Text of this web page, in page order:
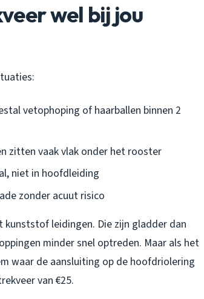
wel bij jou
vetophoping of haarballen binnen 2
zitten vaak vlak onder het rooster
niet in hoofdleiding
zonder acuut risico
leidingen. Die zijn gladder dan
minder snel optreden. Maar als het
waar de aansluiting op de hoofdriolering
van €25.